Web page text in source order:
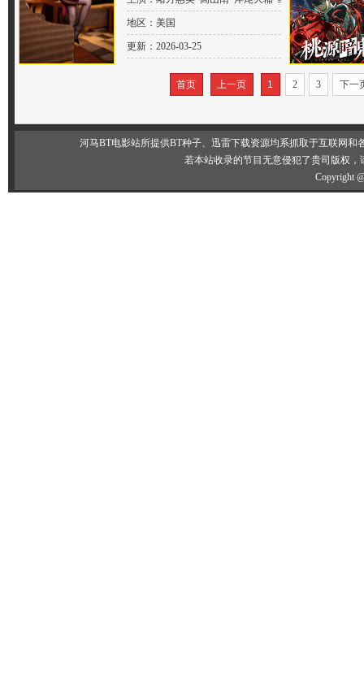
佳正 荒川美穗 茅野爱衣 三石琴乃 三
森铃子 大本真基子 中原麻衣
地区：美国
更新：2026-03-25
首页 上一页 1 2 3 下一
河马BT电影站所提供BT种子、迅雷下载资源均系抓取于互联网
若本站收录的节目无意侵犯了贵司版权
Copyright